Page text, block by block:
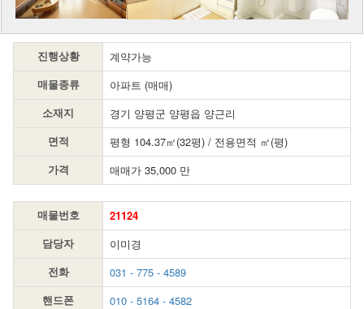
진행상황 계약가능
매물종류 아파트 (매매)
소재지 경기 양평군 양평읍 양근리
면적 평형 104.37㎡(32평) / 전용면적 ㎡(평)
가격 매매가 35,000 만
매물번호 21124
담당자 이미경
전화 031 - 775 - 4589
핸드폰 010 - 5164 - 4582